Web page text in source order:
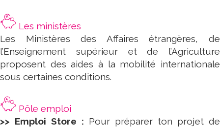
Les ministères
Les Ministères des Affaires étrangères, de
l’Enseignement supérieur et de l’Agriculture
proposent des aides à la mobilité internationale
sous certaines conditions.
Pôle emploi
>> Emploi Store : Pour préparer ton projet de